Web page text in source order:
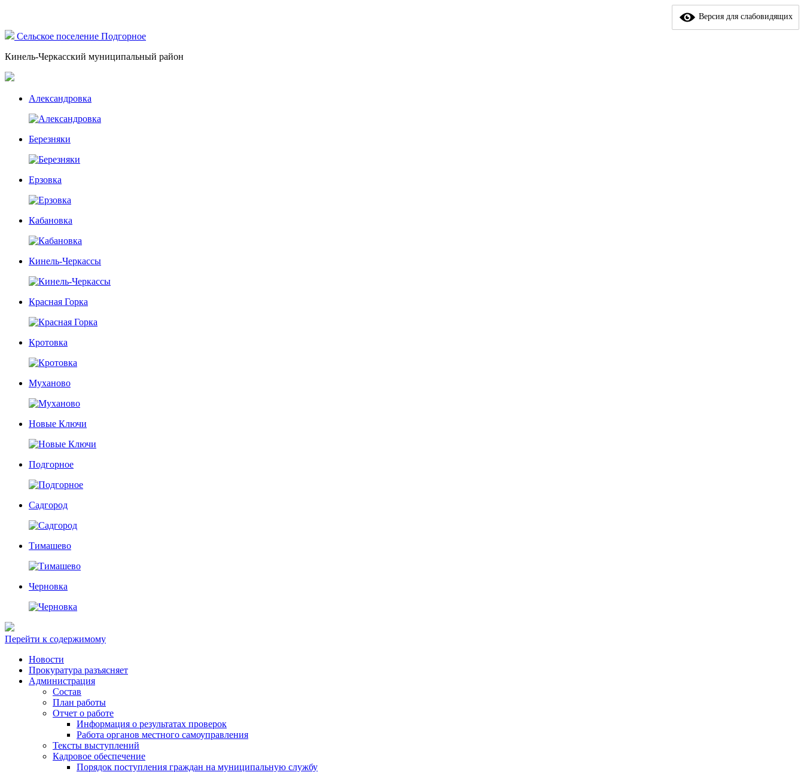
Версия для слабовидящих
Сельское поселение Подгорное
Кинель-Черкасский муниципальный район
Александровка
Березняки
Ерзовка
Кабановка
Кинель-Черкассы
Красная Горка
Кротовка
Муханово
Новые Ключи
Подгорное
Садгород
Тимашево
Черновка
Перейти к содержимому
Новости
Прокуратура разъясняет
Администрация
Состав
План работы
Отчет о работе
Информация о результатах проверок
Работа органов местного самоуправления
Тексты выступлений
Кадровое обеспечение
Порядок поступления граждан на муниципальную службу